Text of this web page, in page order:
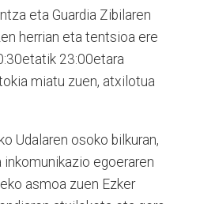
eta Guardia Zibilaren
herrian eta tentsioa ere
23:00etara
miatu zuen, atxilotua
Udalaren osoko bilkuran,
egoeraren
asmoa zuen Ezker